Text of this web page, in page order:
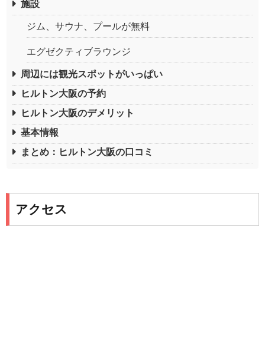
施設
ジム、サウナ、プールが無料
エグゼクティブラウンジ
周辺には観光スポットがいっぱい
ヒルトン大阪の予約
ヒルトン大阪のデメリット
基本情報
まとめ：ヒルトン大阪の口コミ
アクセス